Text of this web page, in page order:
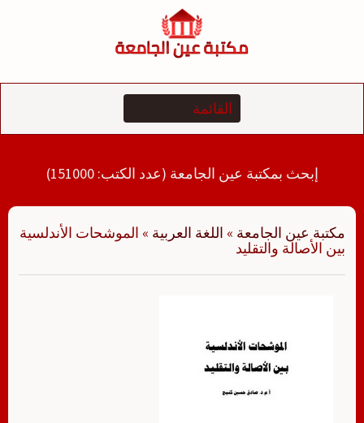
إبحث بمكتبة عين الجامعة (عدد الكتب: 151000)
مكتبة عين الجامعة » اللغة العربية » الموشحات الأندلسية
بين الأصالة والتقليد